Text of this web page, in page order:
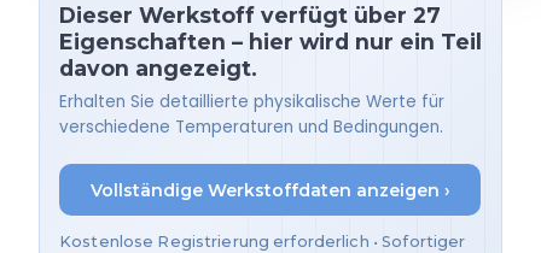
Dieser Werkstoff verfügt über 27
Eigenschaften – hier wird nur ein Teil
davon angezeigt.
Erhalten Sie detaillierte physikalische Werte für
verschiedene Temperaturen und Bedingungen.
Vollständige Werkstoffdaten anzeigen ›
Kostenlose Registrierung erforderlich • Sofortiger